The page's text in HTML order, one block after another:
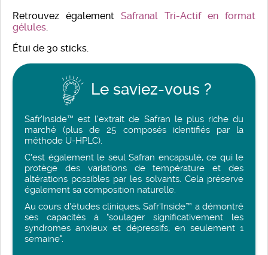
Retrouvez également Safranal Tri-Actif en format
gélules.
Étui de 30 sticks.
Le saviez-vous ?
Safr'Inside™ est l'extrait de Safran le plus riche du
marché (plus de 25 composés identifiés par la
méthode U-HPLC).
C'est également le seul Safran encapsulé, ce qui le
protège des variations de température et des
altérations possibles par les solvants. Cela préserve
également sa composition naturelle.
Au cours d'études cliniques, Safr'Inside™ a démontré
ses capacités à "soulager significativement les
syndromes anxieux et dépressifs, en seulement 1
semaine".